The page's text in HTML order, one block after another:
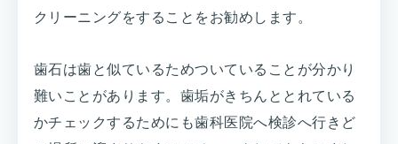
クリーニングをすることをお勧めします。
歯石は歯と似ているためついていることが分かり
難いことがあります。歯垢がきちんととれている
かチェックするためにも歯科医院へ検診へ行きど